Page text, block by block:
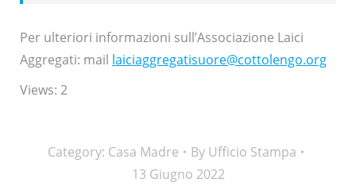
Per ulteriori informazioni sull’Associazione Laici
Aggregati: mail laiciaggregatisuore@cottolengo.org
Views: 2
Category: Casa Madre By Ufficio Stampa
13 Giugno 2022